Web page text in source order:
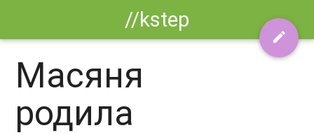
//kstep
edit
Масяня
родила